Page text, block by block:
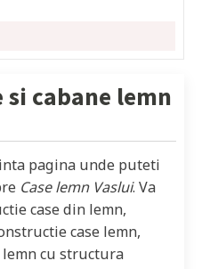
cabane lemn
pagina unde puteti
Case lemn Vaslui. Va
case din lemn,
case lemn,
lemn cu structura